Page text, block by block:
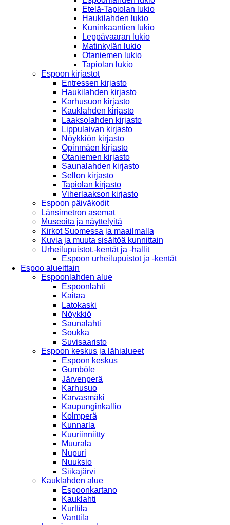
Etelä-Tapiolan lukio
Haukilahden lukio
Kuninkaantien lukio
Leppävaaran lukio
Matinkylän lukio
Otaniemen lukio
Tapiolan lukio
Espoon kirjastot
Entressen kirjasto
Haukilahden kirjasto
Karhusuon kirjasto
Kauklahden kirjasto
Laaksolahden kirjasto
Lippulaivan kirjasto
Nöykkiön kirjasto
Opinmäen kirjasto
Otaniemen kirjasto
Saunalahden kirjasto
Sellon kirjasto
Tapiolan kirjasto
Viherlaakson kirjasto
Espoon päiväkodit
Länsimetron asemat
Museoita ja näyttelyitä
Kirkot Suomessa ja maailmalla
Kuvia ja muuta sisältöä kunnittain
Urheilupuistot,-kentät ja -hallit
Espoon urheilupuistot ja -kentät
Espoo alueittain
Espoonlahden alue
Espoonlahti
Kaitaa
Latokaski
Nöykkiö
Saunalahti
Soukka
Suvisaaristo
Espoon keskus ja lähialueet
Espoon keskus
Gumböle
Järvenperä
Karhusuo
Karvasmäki
Kaupunginkallio
Kolmperä
Kunnarla
Kuuriinniitty
Muurala
Nupuri
Nuuksio
Siikajärvi
Kauklahden alue
Espoonkartano
Kauklahti
Kurttila
Vanttila